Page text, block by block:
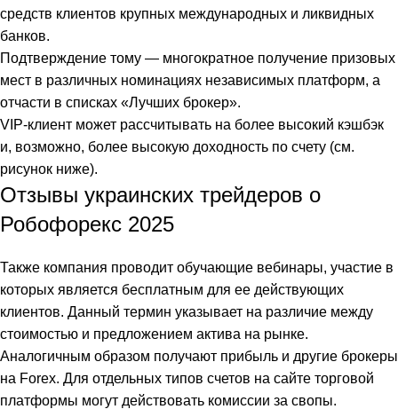
средств клиентов крупных международных и ликвидных
банков.
Подтверждение тому — многократное получение призовых
мест в различных номинациях независимых платформ, а
отчасти в списках «Лучших брокер».
VIP-клиент может рассчитывать на более высокий кэшбэк
и, возможно, более высокую доходность по счету (см.
рисунок ниже).
Отзывы украинских трейдеров о
Робофорекс 2025
Также компания проводит обучающие вебинары, участие в
которых является бесплатным для ее действующих
клиентов. Данный термин указывает на различие между
стоимостью и предложением актива на рынке.
Аналогичным образом получают прибыль и другие брокеры
на Forex. Для отдельных типов счетов на сайте торговой
платформы могут действовать комиссии за свопы.